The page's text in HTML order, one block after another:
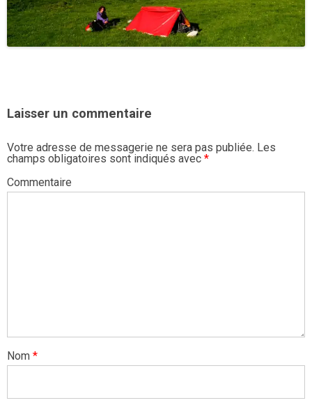
Laisser un commentaire
Votre adresse de messagerie ne sera pas publiée. Les
champs obligatoires sont indiqués avec *
Commentaire
Nom *